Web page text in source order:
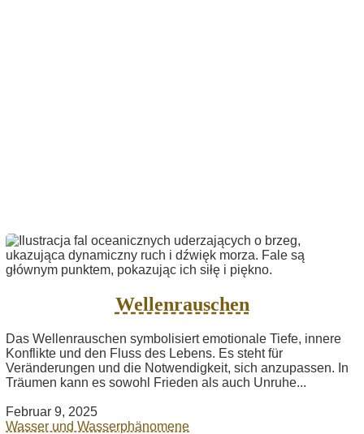
Wellenrauschen
Das Wellenrauschen symbolisiert emotionale Tiefe, innere
Konflikte und den Fluss des Lebens. Es steht für
Veränderungen und die Notwendigkeit, sich anzupassen. In
Träumen kann es sowohl Frieden als auch Unruhe...
Februar 9, 2025
Wasser und Wasserphänomene